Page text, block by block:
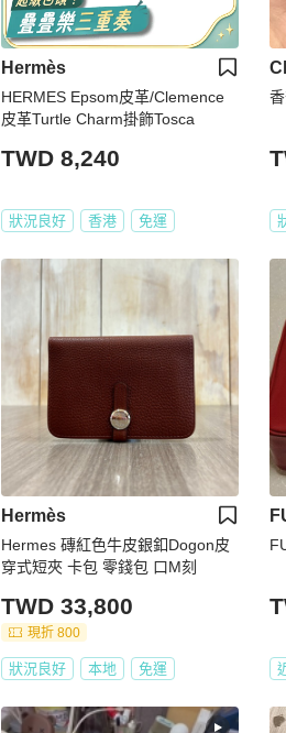
Hermès
HERMES Epsom皮革/Clemence
皮革Turtle Charm掛飾Tosca
TWD 8,240
狀況良好 香港 免運
Hermès
Hermes 磚紅色牛皮銀釦Dogon皮
穿式短夾 卡包 零錢包 口M刻
TWD 33,800
現折 800
狀況良好 本地 免運